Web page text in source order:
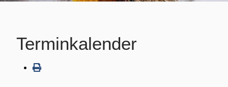
Terminkalender